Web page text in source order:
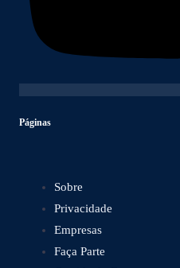
Páginas
Sobre
Privacidade
Empresas
Faça Parte